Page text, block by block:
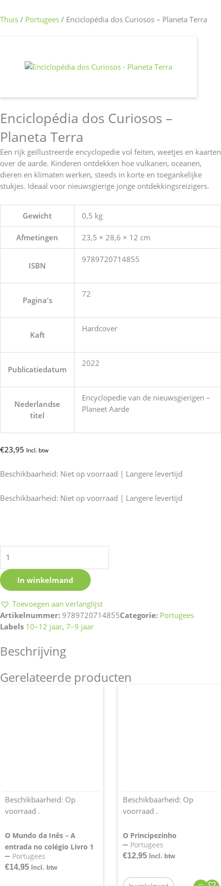
Thuis / Portugees / Enciclopédia dos Curiosos – Planeta Terra
Enciclopédia dos Curiosos –
Planeta Terra
Een rijk geïllustreerde encyclopedie vol feiten, weetjes en kaarten
over de aarde. Kinderen ontdekken hoe vulkanen, oceanen,
dieren en klimaten werken, steeds in korte en toegankelijke
stukjes. Ideaal voor nieuwsgierige jonge ontdekkingsreizigers.
Gewicht 0,5 kg
Afmetingen 23,5 × 28,6 × 12 cm
ISBN
9789720714855
Pagina's
72
Kaft
Hardcover
Publicatiedatum
2022
Nederlandse
titel
Encyclopedie van de nieuwsgierigen –
Planeet Aarde
€23,95 Incl. btw
Beschikbaarheid: Niet op voorraad | Langere levertijd
Beschikbaarheid: Niet op voorraad | Langere levertijd
Enciclopédia
Terra
In winkelmand
Toevoegen aan verlanglijst
Artikelnummer: 9789720714855Categorie: Portugees
Labels 10–12 jaar, 7–9 jaar
Beschrijving
Gerelateerde producten
Beschikbaarheid: Op
voorraad .
O Mundo da Inês – A
entrada no colégio Livro 1
Portugees
€14,95 Incl. btw
Beschikbaarheid: Op
voorraad .
O Principezinho
Portugees
€12,95 Incl. btw